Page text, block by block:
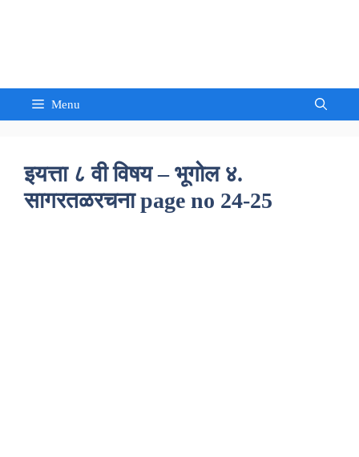
Menu
इयत्ता ८ वी विषय – भूगोल ४.
सागरतळरचना page no 24-25